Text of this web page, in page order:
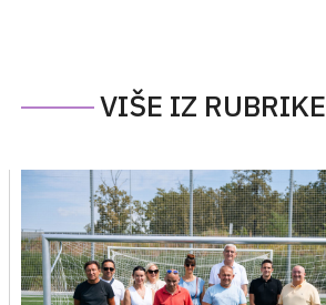
VIŠE IZ RUBRIKE